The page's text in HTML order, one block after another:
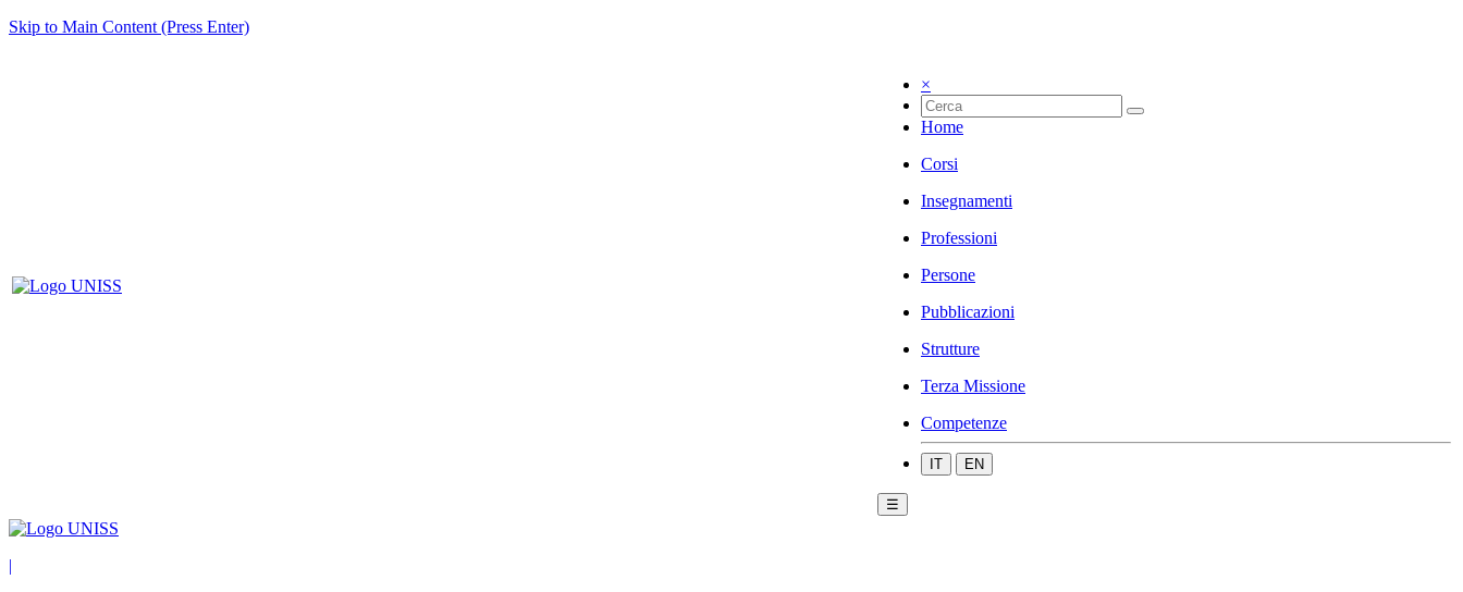
Skip to Main Content (Press Enter)
×
Home
Corsi
Insegnamenti
Professioni
Persone
Pubblicazioni
Strutture
Terza Missione
Competenze
IT EN
☰
|